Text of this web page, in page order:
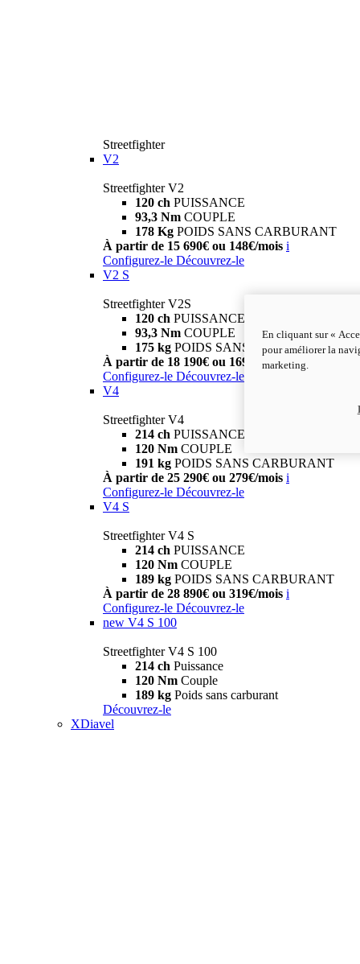
Streetfighter
V2
Streetfighter V2
120 ch PUISSANCE
93,3 Nm COUPLE
178 Kg POIDS SANS CARBURANT
À partir de 15 690€ ou 148€/mois i
Configurez-le Découvrez-le
V2 S
Streetfighter V2S
120 ch PUISSANCE
93,3 Nm COUPLE
175 kg POIDS SANS CARBURANT
À partir de 18 190€ ou 169€/mois i
Configurez-le Découvrez-le
V4
Streetfighter V4
214 ch PUISSANCE
120 Nm COUPLE
191 kg POIDS SANS CARBURANT
À partir de 25 290€ ou 279€/mois i
Configurez-le Découvrez-le
V4 S
Streetfighter V4 S
214 ch PUISSANCE
120 Nm COUPLE
189 kg POIDS SANS CARBURANT
À partir de 28 890€ ou 319€/mois i
Configurez-le Découvrez-le
new V4 S 100
Streetfighter V4 S 100
214 ch Puissance
120 Nm Couple
189 kg Poids sans carburant
Découvrez-le
XDiavel
En cliquant sur «
pour améliorer la
marketing.